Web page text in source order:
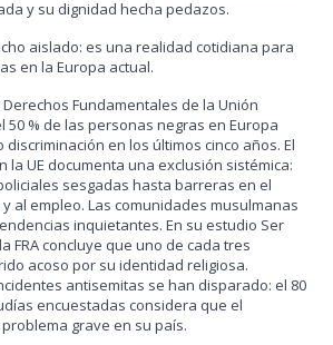
y su dignidad hecha pedazos.
aislado: es una realidad cotidiana para
en la Europa actual.
Fundamentales de la Unión
50 % de las personas negras en Europa
en los últimos cinco años. El
la UE documenta una exclusión sistémica:
sesgadas hasta barreras en el
al empleo. Las comunidades musulmanas
inquietantes. En su estudio Ser
FRA concluye que uno de cada tres
acoso por su identidad religiosa.
antisemitas se han disparado: el 80
encuestadas considera que el
grave en su país.